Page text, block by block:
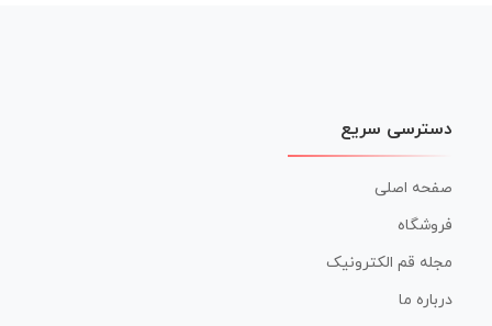
دسترسی سریع
صفحه اصلی
فروشگاه
مجله قم الکترونیک
درباره ما